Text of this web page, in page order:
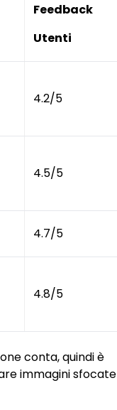
Feedback
Utenti
4.2/5
4.5/5
4.7/5
4.8/5
conta, quindi è
immagini sfocate